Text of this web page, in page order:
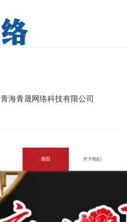
青海青晟网络科技有限公司